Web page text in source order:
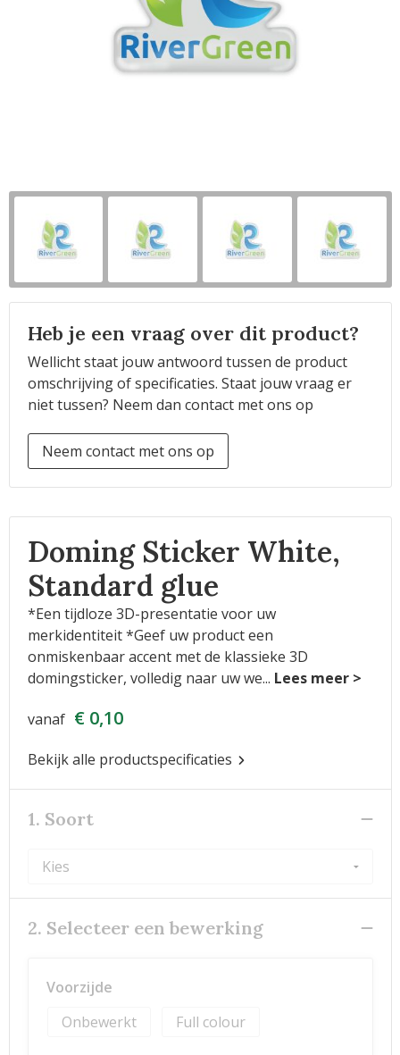
Heb je een vraag over dit product?
Wellicht staat jouw antwoord tussen de product
omschrijving of specificaties. Staat jouw vraag er
niet tussen? Neem dan contact met ons op
Neem contact met ons op
Doming Sticker White,
Standard glue
*Een tijdloze 3D-presentatie voor uw
merkidentiteit *Geef uw product een
onmiskenbaar accent met de klassieke 3D
domingsticker, volledig naar uw we...
vanaf € 0,10
Bekijk alle productspecificaties
1. Soort
2. Selecteer een bewerking
Voorzijde
Onbewerkt
Full colour